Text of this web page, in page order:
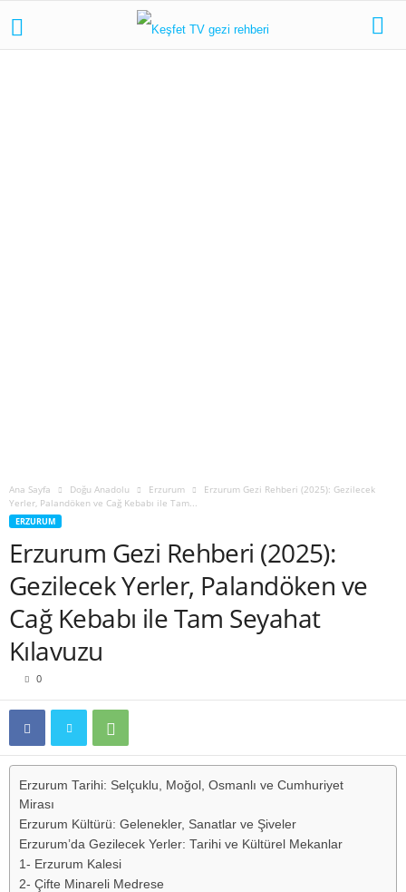
Ana Sayfa Doğu Anadolu Erzurum
Erzurum Gezi Rehberi (2025): Gezilecek
Yerler, Palandöken ve Cağ Kebabı ile Tam...
ERZURUM
Erzurum Gezi Rehberi (2025):
Gezilecek Yerler, Palandöken ve
Cağ Kebabı ile Tam Seyahat
Kılavuzu
0
Erzurum Tarihi: Selçuklu, Moğol, Osmanlı ve Cumhuriyet
Mirası
Erzurum Kültürü: Gelenekler, Sanatlar ve Şiveler
Erzurum’da Gezilecek Yerler: Tarihi ve Kültürel Mekanlar
1- Erzurum Kalesi
2- Çifte Minareli Medrese